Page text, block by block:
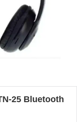
25 Bluetooth